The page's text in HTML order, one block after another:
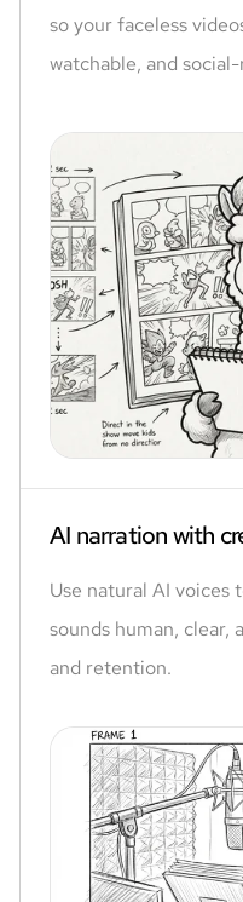
so your faceless
watchable, and social-
AI narration with
Use natural AI
sounds human,
and retention.